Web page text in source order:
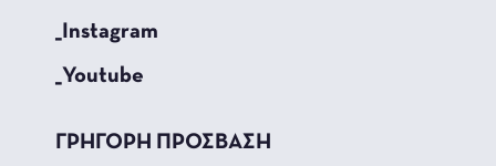
_Instagram
_Youtube
ΓΡΗΓΟΡΗ ΠΡΟΣΒΑΣΗ